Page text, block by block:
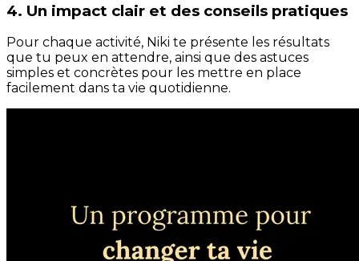
4. Un impact clair et des conseils pratiques
Pour chaque activité, Niki te présente les résultats
que tu peux en attendre, ainsi que des astuces
simples et concrètes pour les mettre en place
facilement dans ta vie quotidienne.